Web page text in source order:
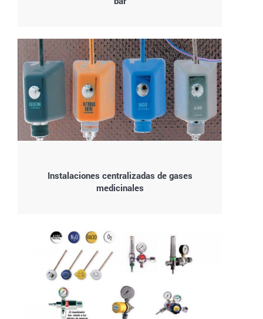
Instalaciones centralizadas de gases
medicinales